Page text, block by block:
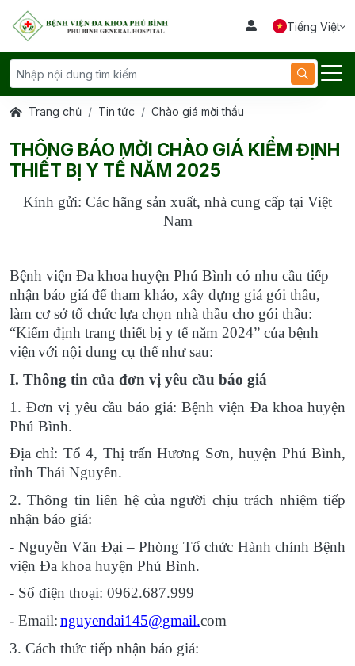
Tiếng Việt
Trang chủ Tin tức Chào giá mời thầu
THÔNG BÁO MỜI CHÀO GIÁ KIỂM ĐỊNH
THIẾT BỊ Y TẾ NĂM 2025
Kính gửi: Các hãng sản xuất, nhà cung cấp tại Việt
Nam
Bệnh viện Đa khoa huyện Phú Bình có nhu cầu tiếp
nhận báo giá để tham khảo, xây dựng giá gói thầu,
làm cơ sở tổ chức lựa chọn nhà thầu cho gói thầu:
“Kiểm định trang thiết bị y tế năm 2024” của bệnh
việnvới nội dung cụ thể như sau:
I. Thông tin của đơn vị yêu cầu báo giá
1. Đơn vị yêu cầu báo giá: Bệnh viện Đa khoa huyện
Phú Bình.
Địa chỉ: Tổ 4, Thị trấn Hương Sơn, huyện Phú Bình,
tỉnh Thái Nguyên.
2. Thông tin liên hệ của người chịu trách nhiệm tiếp
nhận báo giá:
- Nguyễn Văn Đại – Phòng Tổ chức Hành chính Bệnh
viện Đa khoa huyện Phú Bình.
- Số điện thoại: 0962.687.999
- Email:nguyendai145@gmail.com
3. Cách thức tiếp nhận báo giá: